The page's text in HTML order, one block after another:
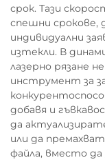
срок. Тази
спешни срокове,
индивидуални
изтекли. В
лазерно рязане
инструмент за
добавя и
да
или да
файла, вместо